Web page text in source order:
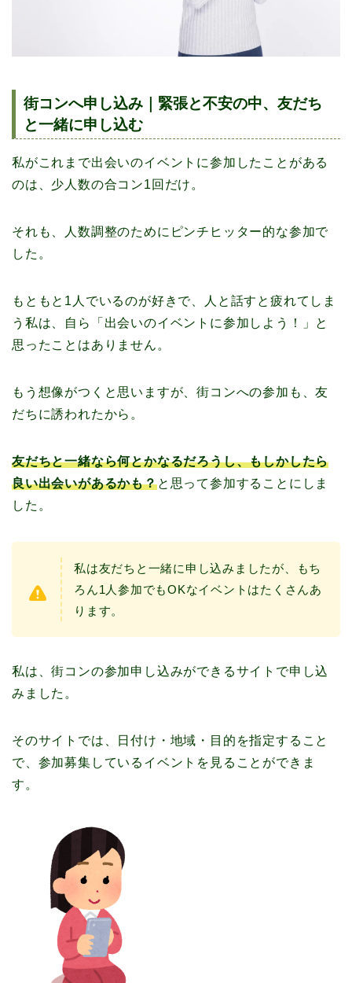
街コンへ申し込み｜緊張と不安の中、友だち
と一緒に申し込む
私がこれまで出会いのイベントに参加したことがある
のは、少人数の合コン1回だけ。
それも、人数調整のためにピンチヒッター的な参加で
した。
もともと1人でいるのが好きで、人と話すと疲れてしま
う私は、自ら「出会いのイベントに参加しよう！」と
思ったことはありません。
もう想像がつくと思いますが、街コンへの参加も、友
だちに誘われたから。
友だちと一緒なら何とかなるだろうし、もしかしたら
良い出会いがあるかも？と思って参加することにしま
した。
私は友だちと一緒に申し込みましたが、もち
ろん1人参加でもOKなイベントはたくさんあ
ります。
私は、街コンの参加申し込みができるサイトで申し込
みました。
そのサイトでは、日付け・地域・目的を指定すること
で、参加募集しているイベントを見ることができま
す。